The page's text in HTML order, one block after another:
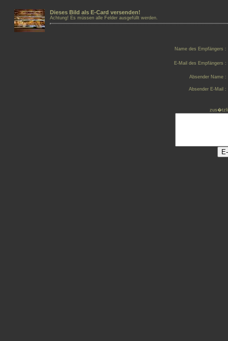
Dieses Bild als E-Card versenden!
Achtung! Es müssen alle Felder ausgefüllt werden.
Name des Empfängers :
E-Mail des Empfängers :
Absender Name :
Absender E-Mail :